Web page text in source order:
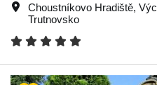
Choustníkovo Hradiště,
Trutnovsko